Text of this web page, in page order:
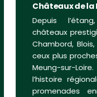
Châteaux de la
Depuis
châteaux
Chambord,
ceux plus
Meung-sur-
l’histoire
promenades